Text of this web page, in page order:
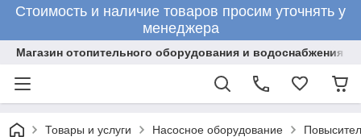
Стоимость и наличие товаров просим уточнять у
менеджера
Магазин отопительного оборудования и водоснабжения
Товары и услуги Насосное оборудование